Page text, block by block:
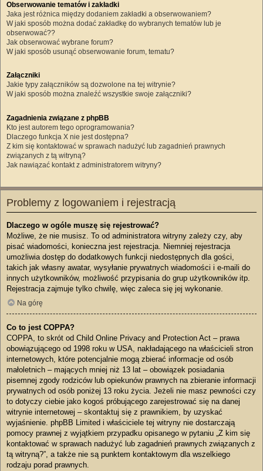
Obserwowanie tematów i zakładki
Jaka jest różnica między dodaniem zakładki a obserwowaniem?
W jaki sposób można dodać zakładkę do wybranych tematów lub je
obserwować??
Jak obserwować wybrane forum?
W jaki sposób usunąć obserwowanie forum, tematu?
Załączniki
Jakie typy załączników są dozwolone na tej witrynie?
W jaki sposób można znaleźć wszystkie swoje załączniki?
Zagadnienia związane z phpBB
Kto jest autorem tego oprogramowania?
Dlaczego funkcja X nie jest dostępna?
Z kim się kontaktować w sprawach nadużyć lub zagadnień prawnych
związanych z tą witryną?
Jak nawiązać kontakt z administratorem witryny?
Problemy z logowaniem i rejestracją
Dlaczego w ogóle muszę się rejestrować?
Możliwe, że nie musisz. To od administratora witryny zależy czy, aby
pisać wiadomości, konieczna jest rejestracja. Niemniej rejestracja
umożliwia dostęp do dodatkowych funkcji niedostępnych dla gości,
takich jak własny awatar, wysyłanie prywatnych wiadomości i e-maili do
innych użytkowników, możliwość przypisania do grup użytkowników itp.
Rejestracja zajmuje tylko chwilę, więc zaleca się jej wykonanie.
Na górę
Co to jest COPPA?
COPPA, to skrót od Child Online Privacy and Protection Act – prawa
obowiązującego od 1998 roku w USA, nakładającego na właścicieli stron
internetowych, które potencjalnie mogą zbierać informacje od osób
małoletnich – mających mniej niż 13 lat – obowiązek posiadania
pisemnej zgody rodziców lub opiekunów prawnych na zbieranie informacji
prywatnych od osób poniżej 13 roku życia. Jeżeli nie masz pewności czy
to dotyczy ciebie jako kogoś próbującego zarejestrować się na danej
witrynie internetowej – skontaktuj się z prawnikiem, by uzyskać
wyjaśnienie. phpBB Limited i właściciele tej witryny nie dostarczają
pomocy prawnej z wyjątkiem przypadku opisanego w pytaniu „Z kim się
kontaktować w sprawach nadużyć lub zagadnień prawnych związanych z
tą witryną?”, a także nie są punktem kontaktowym dla wszelkiego
rodzaju porad prawnych.